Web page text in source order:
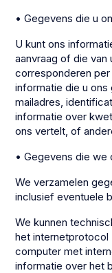
• Gegevens die u
U kunt ons
aanvraag of die
corresponderen
informatie die u
mailadres,
informatie over
ons vertelt, of
• Gegevens die we
We verzamelen
inclusief eventuele
We kunnen
het
computer met
informatie over het